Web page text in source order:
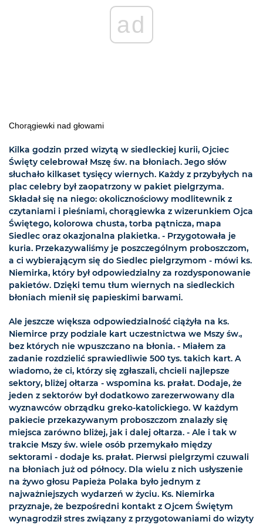
ad
Chorągiewki nad głowami
Kilka godzin przed wizytą w siedleckiej kurii, Ojciec
Święty celebrował Mszę św. na błoniach. Jego słów
słuchało kilkaset tysięcy wiernych. Każdy z przybyłych na
plac celebry był zaopatrzony w pakiet pielgrzyma.
Składał się na niego: okolicznościowy modlitewnik z
czytaniami i pieśniami, chorągiewka z wizerunkiem Ojca
Świętego, kolorowa chusta, torba pątnicza, mapa
Siedlec oraz okazjonalna plakietka. - Przygotowała je
kuria. Przekazywaliśmy je poszczególnym proboszczom,
a ci wybierającym się do Siedlec pielgrzymom - mówi ks.
Niemirka, który był odpowiedzialny za rozdysponowanie
pakietów. Dzięki temu tłum wiernych na siedleckich
błoniach mienił się papieskimi barwami.
Ale jeszcze większa odpowiedzialność ciążyła na ks.
Niemirce przy podziale kart uczestnictwa we Mszy św.,
bez których nie wpuszczano na błonia. - Miałem za
zadanie rozdzielić sprawiedliwie 500 tys. takich kart. A
wiadomo, że ci, którzy się zgłaszali, chcieli najlepsze
sektory, bliżej ołtarza - wspomina ks. prałat. Dodaje, że
jeden z sektorów był dodatkowo zarezerwowany dla
wyznawców obrządku greko-katolickiego. W każdym
pakiecie przekazywanym proboszczom znalazły się
miejsca zarówno bliżej, jak i dalej ołtarza. - Ale i tak w
trakcie Mszy św. wiele osób przemykało między
sektorami - dodaje ks. prałat. Pierwsi pielgrzymi czuwali
na błoniach już od północy. Dla wielu z nich usłyszenie
na żywo głosu Papieża Polaka było jednym z
najważniejszych wydarzeń w życiu. Ks. Niemirka
przyznaje, że bezpośredni kontakt z Ojcem Świętym
wynagrodził stres związany z przygotowaniami do wizyty